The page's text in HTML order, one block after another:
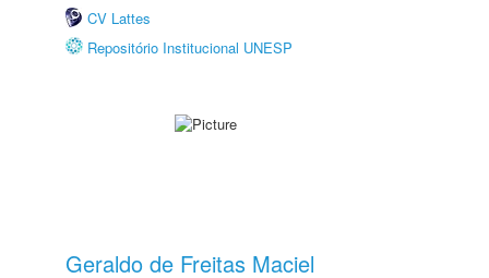
CV Lattes
Repositório Institucional UNESP
Geraldo de Freitas Maciel